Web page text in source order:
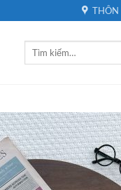
THÔN
Tìm